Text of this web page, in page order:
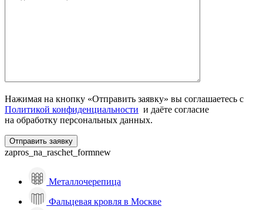
Нажимая на кнопку «Отправить заявку» вы соглашаетесь с
Политикой конфиденциальности и даёте согласие
на обработку персональных данных.
zapros_na_raschet_formnew
Металлочерепица
Фальцевая кровля в Москве